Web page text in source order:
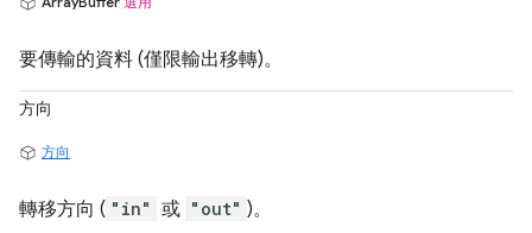
要傳輸的資料 (僅限輸出移轉)。
方向
方向
轉移方向 ( "in" 或 "out" )。